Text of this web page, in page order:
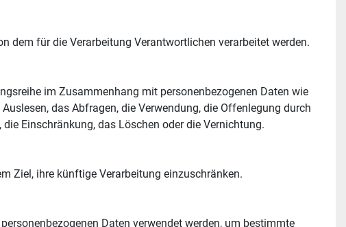
dem für die Verarbeitung Verantwortlichen verarbeitet werden.
im Zusammenhang mit personenbezogenen Daten wie
das Abfragen, die Verwendung, die Offenlegung durch
Einschränkung, das Löschen oder die Vernichtung.
Ziel, ihre künftige Verarbeitung einzuschränken.
Daten verwendet werden, um bestimmte